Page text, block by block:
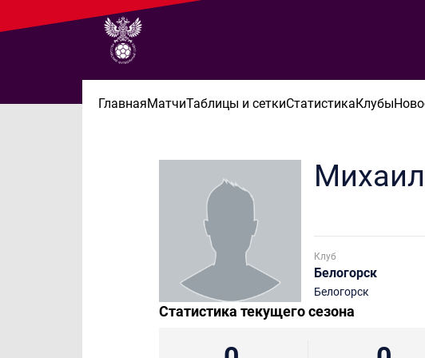
ГлавнаяМатчиТаблицы и сеткиСтатистикаКлубы
Михаил
Клуб
Белогорск
Белогорск
Статистика текущего сезона